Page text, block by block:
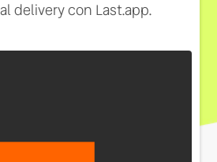
delivery con Last.app.